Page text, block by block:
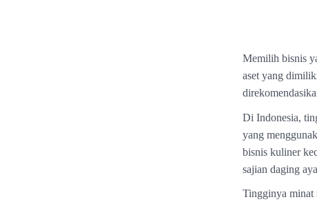
Memilih bisnis
aset yang
Di Indonesia,
yang
bisnis kuliner
sajian daging
Tingginya minat